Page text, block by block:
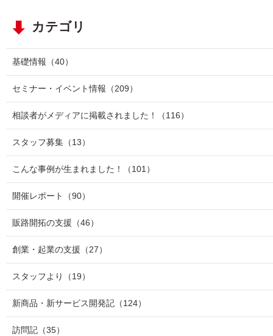
カテゴリ
基礎情報 （40）
セミナー・イベント情報 （209）
相談者がメディアに掲載されました！ （116）
スタッフ募集 （13）
こんな事例が生まれました！ （101）
開催レポート （90）
販路開拓の支援 （46）
創業・起業の支援 （27）
スタッフより （19）
新商品・新サービス開発記 （124）
訪問記 （35）